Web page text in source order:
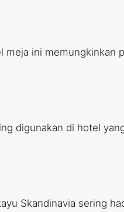
ini memungkinkan
digunakan di hotel
Skandinavia sering